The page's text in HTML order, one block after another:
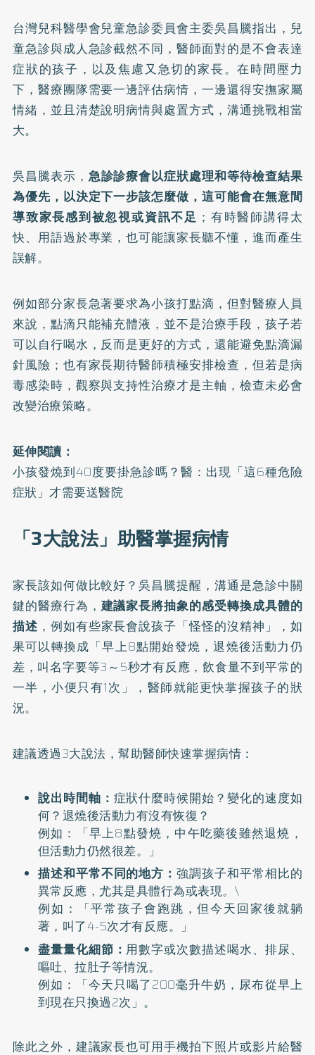
台灣兒科醫學會兒童急診委員會主委吳昌騰指出，兒
童急診與成人急診截然不同，醫師面對的是不會表達
症狀的孩子，以及焦慮又急切的家長。在時間壓力
下，醫療團隊需要一邊評估病情，一邊還得安撫家屬
情緒，並且清楚說明病情與處置方式，溝通挑戰相當
大。
吳昌騰表示， 急診診療會以症狀處理和等待檢查結果
為優先，以決定下一步該怎麼做，這可能會在無意間
導致家長感到被忽視或資訊不足 ；有時醫師講得太
快、用語過於專業，也可能讓家長聽不懂，進而產生
誤解。
例如部分家長急著要求為小孩打點滴，但對醫療人員
來說，點滴只能補充體液，並不是治療手段，孩子若
可以自行喝水，反而是更好的方式，還能避免點滴漏
針風險；也有家長期待醫師積極安排檢查，但若是病
毒感染時，觀察與支持性治療才是主軸，檢查未必會
改變治療策略。
延伸閱讀：
小孩發燒到40度要掛急診嗎？醫：出現「這6種危險
症狀」才需要送醫院
「3大說法」助醫掌握病情
家長該如何做比較好？吳昌騰提醒，溝通是急診中關
鍵的醫療行為，建議家長將抽象的感受轉換成具體的
描述 ，例如有些家長會說孩子「怪怪的沒精神」，如
果可以轉換成「早上8點開始發燒，退燒後活動力仍
差，叫名字要等3～5秒才有反應，飲食量不到平常的
一半，小便只有1次」，醫師就能更快掌握孩子的狀
況。
建議透過3大說法，幫助醫師快速掌握病情：
說出時間軸： 症狀什麼時候開始？變化的速度如
何？退燒後活動力有沒有恢復？
例如：「早上8點發燒，中午吃藥後雖然退燒，
但活動力仍然很差。」
描述和平常不同的地方：強調孩子和平常相比的
異常反應，尤其是具體行為或表現。\
例如：「平常孩子會跑跳，但今天回家後就躺
著，叫了4-5次才有反應。」
盡量量化細節： 用數字或次數描述喝水、排尿、
嘔吐、拉肚子等情況。
例如：「今天只喝了200毫升牛奶，尿布從早上
到現在只換過2次」。
除此之外，建議家長也可用手機拍下照片或影片給醫